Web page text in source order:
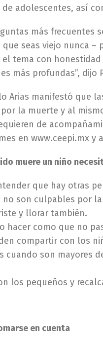
adolescentes, así
más frecuentes
que seas viejo nunca
tema con
más profundas”, dijo
Arias manifestó que
la muerte y al
de
en www.ceepi.mx y
muere un niño
que hay otras
no son culpables por
y llorar también.
hacer como que no
compartir con los
cuando son mayores
los pequeños y
en cuenta